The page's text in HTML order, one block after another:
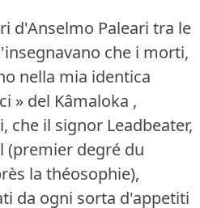
d'Anselmo Paleari tra le
che i morti,
nella mia identica
» del Kâmaloka ,
che il signor Leadbeater,
(premier degré du
la théosophie),
da ogni sorta d'appetiti